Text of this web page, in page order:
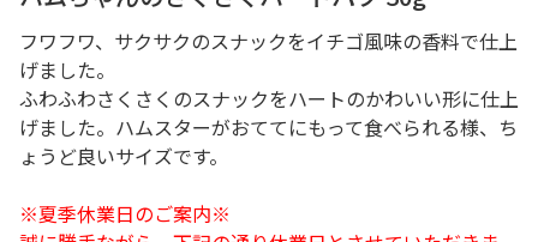
フワフワ、サクサクのスナックをイチゴ風味の香料で仕上
げました。
ふわふわさくさくのスナックをハートのかわいい形に仕上
げました。ハムスターがおててにもって食べられる様、ち
ょうど良いサイズです。
※夏季休業日のご案内※